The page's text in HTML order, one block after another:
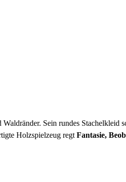
Sein rundes
Holzspielzeug regt Fantasie,